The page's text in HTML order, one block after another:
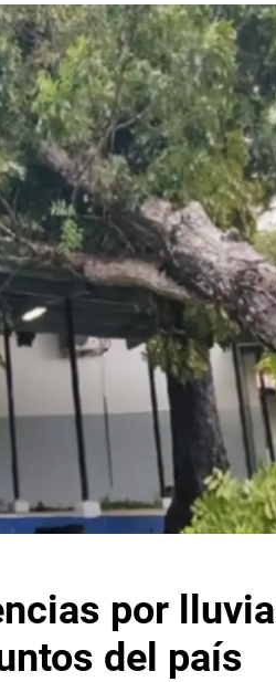
por
del país